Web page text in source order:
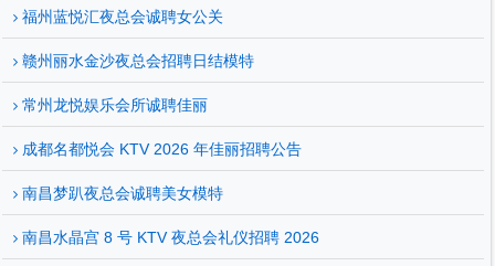
福州蓝悦汇夜总会诚聘女公关
赣州丽水金沙夜总会招聘日结模特
常州龙悦娱乐会所诚聘佳丽
成都名都悦会 KTV 2026 年佳丽招聘公告
南昌梦趴夜总会诚聘美女模特
南昌水晶宫 8 号 KTV 夜总会礼仪招聘 2026